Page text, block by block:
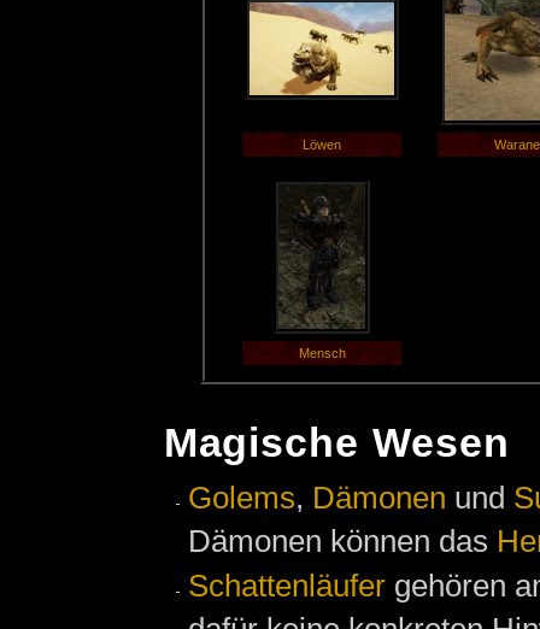
Löwen Warane
Mensch
Magische Wesen
Golems, Dämonen und
Dämonen können das
Schattenläufer gehören